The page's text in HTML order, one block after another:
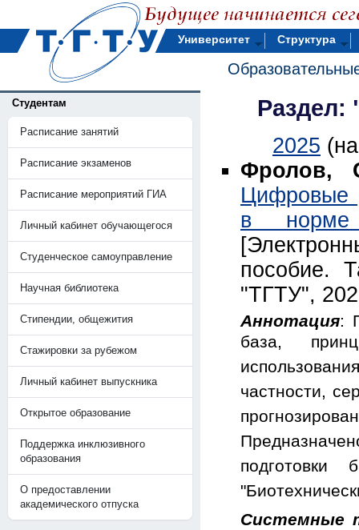
Университет Структура
Студентам
Расписание занятий
Расписание экзаменов
Расписание мероприятий ГИА
Личный кабинет обучающегося
Студенческое самоуправление
Научная библиотека
Стипендии, общежития
Стажировки за рубежом
Личный кабинет выпускника
Открытое образование
Поддержка инклюзивного
образования
О предоставлении
академического отпуска
Раздел:
2025
Фролов,
Цифровые
в
пособие.
"ТГТУ",
Аннотация:
база,
частности,
подготовки
Системные